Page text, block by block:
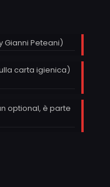
Gianni Peteani)
carta igienica)
optional, è parte